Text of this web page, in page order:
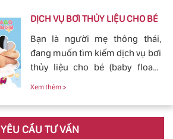
yên tâm cho mẹ và bé.
DỊCH VỤ BƠI THỦY LIỆU CHO BÉ
Bạn là người mẹ thông thái,
đang muốn tìm kiếm dịch vụ bơi
thủy liệu cho bé (baby fload)
Xem thêm >
YÊU CẦU TƯ VẤN